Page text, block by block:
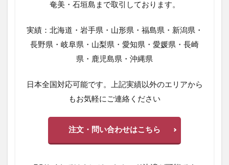
奄美・石垣島まで取引しております。
実績：北海道・岩手県・山形県・福島県・新潟県・
長野県・岐阜県・山梨県・愛知県・愛媛県・長崎
県・鹿児島県・沖縄県
日本全国対応可能です。上記実績以外のエリアから
もお気軽にご連絡ください
注文・問い合わせはこちら